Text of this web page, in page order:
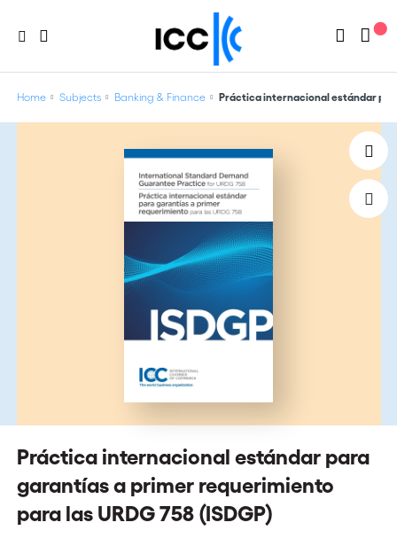
Home Subjects Banking & Finance Práctica internacional estándar
Práctica internacional estándar para
garantías a primer requerimiento
para las URDG 758 (ISDGP)